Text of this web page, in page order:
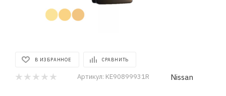
В ИЗБРАННОЕ СРАВНИТЬ
Артикул: KE90899931R Nissan